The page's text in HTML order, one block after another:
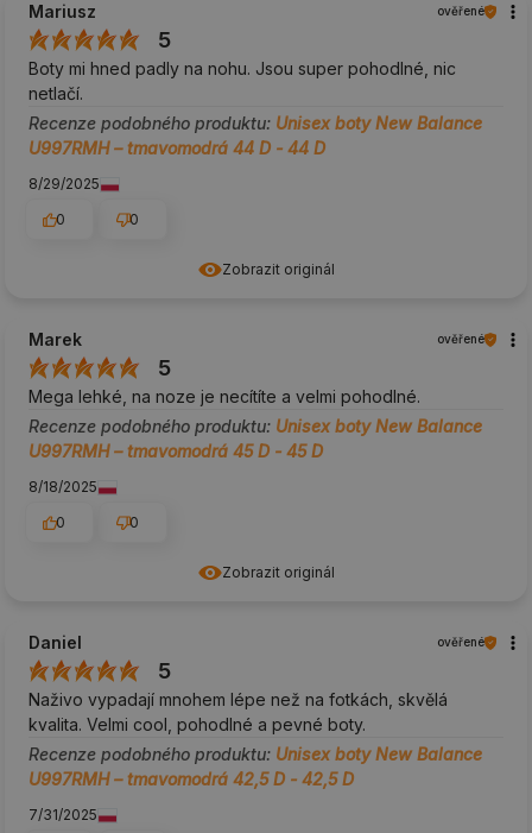
Zobrazit originál
Mariusz ověřené
5
Boty mi hned padly na nohu. Jsou super pohodlné, nic
netlačí.
Recenze podobného produktu: Unisex boty New Balance
U997RMH – tmavomodrá 44 D - 44 D
8/29/2025
0
0
Zobrazit originál
Marek ověřené
5
Mega lehké, na noze je necítíte a velmi pohodlné.
Recenze podobného produktu: Unisex boty New Balance
U997RMH – tmavomodrá 45 D - 45 D
8/18/2025
0
0
Daniel ověřené
5
Naživo vypadají mnohem lépe než na fotkách, skvělá
kvalita. Velmi cool, pohodlné a pevné boty.
Recenze podobného produktu: Unisex boty New Balance
U997RMH – tmavomodrá 42,5 D - 42,5 D
7/31/2025